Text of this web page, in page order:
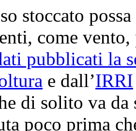
stoccato possa
come
pubblicati la
e dall’IRRI
di solito va da
poco prima